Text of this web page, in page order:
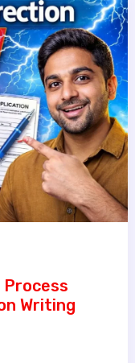
Process
Writing